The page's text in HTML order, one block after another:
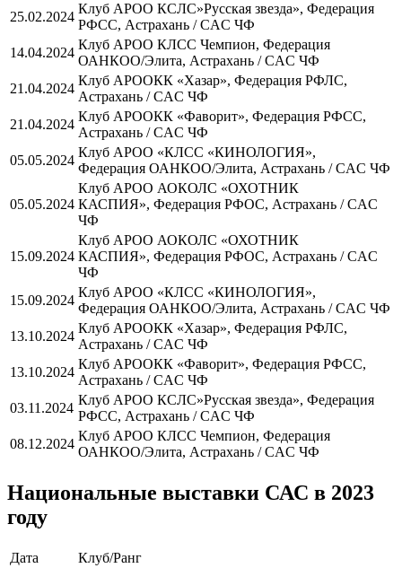
25.02.2024
Клуб АРОО КСЛС»Русская звезда», Федерация
РФСС, Астрахань / CAC ЧФ
14.04.2024
Клуб АРОО КЛСС Чемпион, Федерация
ОАНКОО/Элита, Астрахань / CAC ЧФ
21.04.2024
Клуб АРООКК «Хазар», Федерация РФЛС,
Астрахань / CAC ЧФ
21.04.2024
Клуб АРООКК «Фаворит», Федерация РФСС,
Астрахань / CAC ЧФ
05.05.2024
Клуб АРОО «КЛСС «КИНОЛОГИЯ»,
Федерация ОАНКОО/Элита, Астрахань / CAC ЧФ
05.05.2024
Клуб АРОО АОКОЛС «ОХОТНИК
КАСПИЯ», Федерация РФОС, Астрахань / CAC
ЧФ
15.09.2024
Клуб АРОО АОКОЛС «ОХОТНИК
КАСПИЯ», Федерация РФОС, Астрахань / CAC
ЧФ
15.09.2024
Клуб АРОО «КЛСС «КИНОЛОГИЯ»,
Федерация ОАНКОО/Элита, Астрахань / CAC ЧФ
13.10.2024
Клуб АРООКК «Хазар», Федерация РФЛС,
Астрахань / CAC ЧФ
13.10.2024
Клуб АРООКК «Фаворит», Федерация РФСС,
Астрахань / CAC ЧФ
03.11.2024
Клуб АРОО КСЛС»Русская звезда», Федерация
РФСС, Астрахань / CAC ЧФ
08.12.2024
Клуб АРОО КЛСС Чемпион, Федерация
ОАНКОО/Элита, Астрахань / CAC ЧФ
Национальные выставки САС в 2023
году
Дата
Клуб/Ранг